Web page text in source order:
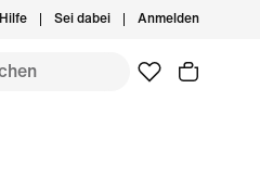
Hilfe Sei dabei Anmelden